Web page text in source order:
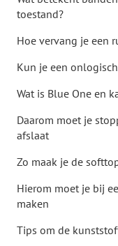
toestand?
Hoe vervang je een
Kun je een
Wat is Blue One en
Daarom moet je
afslaat
Zo maak je de
Hierom moet je bij
maken
Tips om de